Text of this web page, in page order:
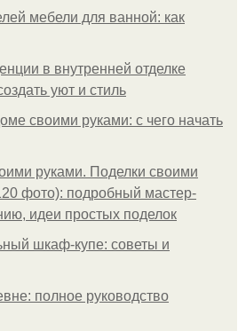
мебели для ванной: как
в внутренней отделке
уют и стиль
своими руками: с чего начать
руками. Поделки своими
фото): подробный мастер-
идеи простых поделок
шкаф-купе: советы и
полное руководство